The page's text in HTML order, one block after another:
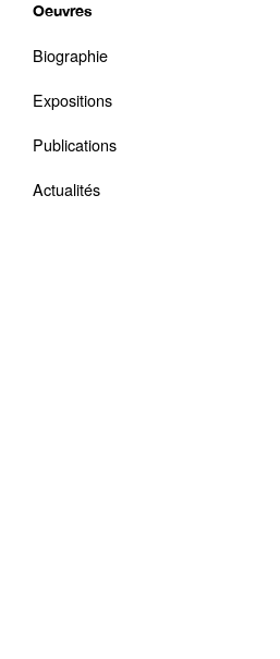
Oeuvres
Biographie
Expositions
Publications
Actualités